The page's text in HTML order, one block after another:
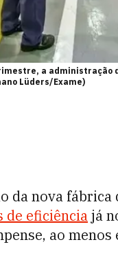
a administração
Lüders/Exame)
da nova fábrica
de eficiênciajá
ao